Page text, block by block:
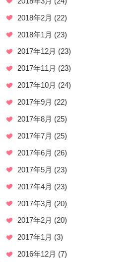
2018年2月 (22)
2018年1月 (23)
2017年12月 (23)
2017年11月 (23)
2017年10月 (24)
2017年9月 (22)
2017年8月 (25)
2017年7月 (25)
2017年6月 (26)
2017年5月 (23)
2017年4月 (23)
2017年3月 (20)
2017年2月 (20)
2017年1月 (3)
2016年12月 (7)